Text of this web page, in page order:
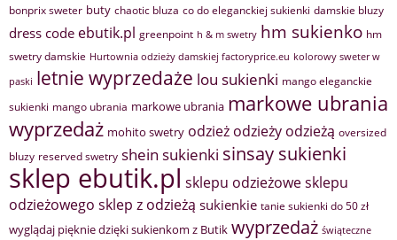
bonprix sweter buty chaotic bluza co do eleganckiej sukienki damskie bluzy
dress code ebutik.pl greenpoint h & m swetry hm sukienko hm
swetry damskie Hurtownia odzieży damskiej factoryprice.eu kolorowy sweter w
paski letnie wyprzedaże lou sukienki mango eleganckie
sukienki mango ubrania markowe ubrania markowe ubrania
wyprzedaż mohito swetry odzież odzieży odzieżą oversized
bluzy reserved swetry shein sukienki sinsay sukienki
sklep ebutik.pl sklepu odzieżowesklepu
odzieżowego sklep z odzieżą sukienkie tanie sukienki do 50 zł
wyglądaj pięknie dzięki sukienkom z Butik wyprzedaż świąteczne